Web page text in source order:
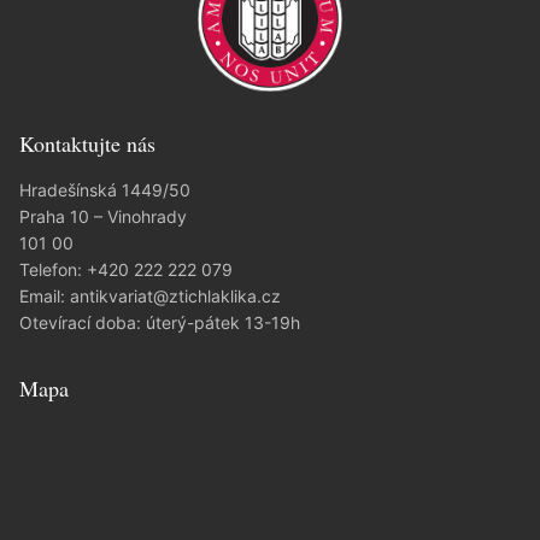
Kontaktujte nás
Hradešínská 1449/50
Praha 10 – Vinohrady
101 00
Telefon: +420 222 222 079
Email: antikvariat@ztichlaklika.cz
Otevírací doba: úterý-pátek 13-19h
Mapa